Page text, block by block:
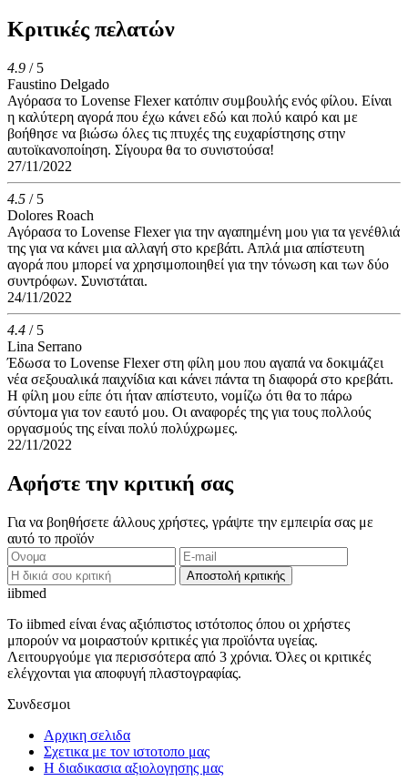
Κριτικές πελατών
4.9 / 5
Faustino Delgado
Αγόρασα το Lovense Flexer κατόπιν συμβουλής ενός φίλου. Είναι
η καλύτερη αγορά που έχω κάνει εδώ και πολύ καιρό και με
βοήθησε να βιώσω όλες τις πτυχές της ευχαρίστησης στην
αυτοϊκανοποίηση. Σίγουρα θα το συνιστούσα!
27/11/2022
4.5 / 5
Dolores Roach
Αγόρασα το Lovense Flexer για την αγαπημένη μου για τα γενέθλιά
της για να κάνει μια αλλαγή στο κρεβάτι. Απλά μια απίστευτη
αγορά που μπορεί να χρησιμοποιηθεί για την τόνωση και των δύο
συντρόφων. Συνιστάται.
24/11/2022
4.4 / 5
Lina Serrano
Έδωσα το Lovense Flexer στη φίλη μου που αγαπά να δοκιμάζει
νέα σεξουαλικά παιχνίδια και κάνει πάντα τη διαφορά στο κρεβάτι.
Η φίλη μου είπε ότι ήταν απίστευτο, νομίζω ότι θα το πάρω
σύντομα για τον εαυτό μου. Οι αναφορές της για τους πολλούς
οργασμούς της είναι πολύ πολύχρωμες.
22/11/2022
Αφήστε την κριτική σας
Για να βοηθήσετε άλλους χρήστες, γράψτε την εμπειρία σας με
αυτό το προϊόν
Αποστολή κριτικής
iibmed
Το iibmed είναι ένας αξιόπιστος ιστότοπος όπου οι χρήστες
μπορούν να μοιραστούν κριτικές για προϊόντα υγείας.
Λειτουργούμε για περισσότερα από 3 χρόνια. Όλες οι κριτικές
ελέγχονται για αποφυγή πλαστογραφίας.
Συνδεσμοι
Αρχικη σελιδα
Σχετικα με τον ιστοτοπο μας
Η διαδικασια αξιολογησης μας